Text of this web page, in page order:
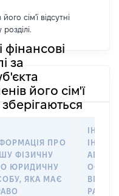
сім'ї відсутні
фінансові
за
його сім'ї
ПРО
ФІЗИЧНУ
ЮРИДИЧНУ
ЯКА МАЄ
ІНШУ
АБО